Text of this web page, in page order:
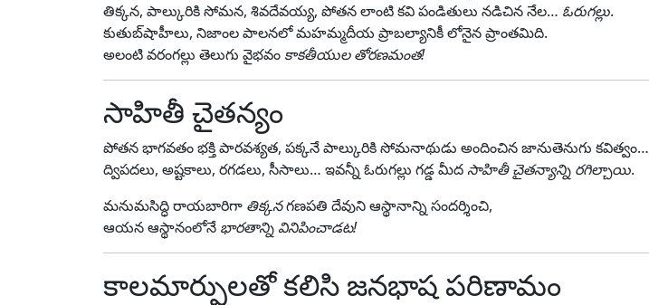
తిక్కన, పాల్కురికి సోమన, శివదేవయ్య, పోతన లాంటి కవి పండితులు నడిచిన నేల… ఓరుగల్లు.
కుతుబ్‌షాహీలు, నిజాంల పాలనలో మహమ్మదీయ ప్రాబల్యానికీ లోనైన ప్రాంతమిది.
అలంటి వరంగల్లు తెలుగు వైభవం కాకతీయుల తోరణమంత!
సాహితీ చైతన్యం
పోతన భాగవతం భక్తి పారవశ్యత, పక్కనే పాల్కురికి సోమనాథుడు అందించిన జానుతెనుగు కవిత్వం…
ద్విపదలు, అష్టకాలు, రగడలు, సీసాలు… ఇవన్నీ ఓరుగల్లు గడ్డ మీద సాహితీ చైతన్యాన్ని రగిల్చాయి.
మనుమసిద్ధి రాయబారిగా తిక్కనగణపతి దేవుని ఆస్థానాన్ని సందర్శించి,
ఆయన ఆస్థానంలోనే భారతాన్ని వినిపించాడట!
కాలమార్పులతో కలిసి జనభాష పరిణామం